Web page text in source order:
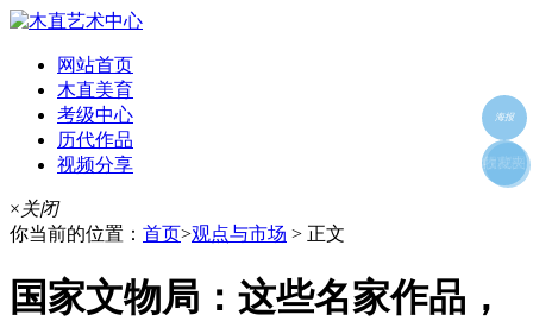
网站首页
木直美育
考级中心
历代作品
视频分享
×关闭
你当前的位置： 首页>观点与市场 > 正文
国家文物局：这些名家作品，
海报
好友
朋友圈
收藏夹